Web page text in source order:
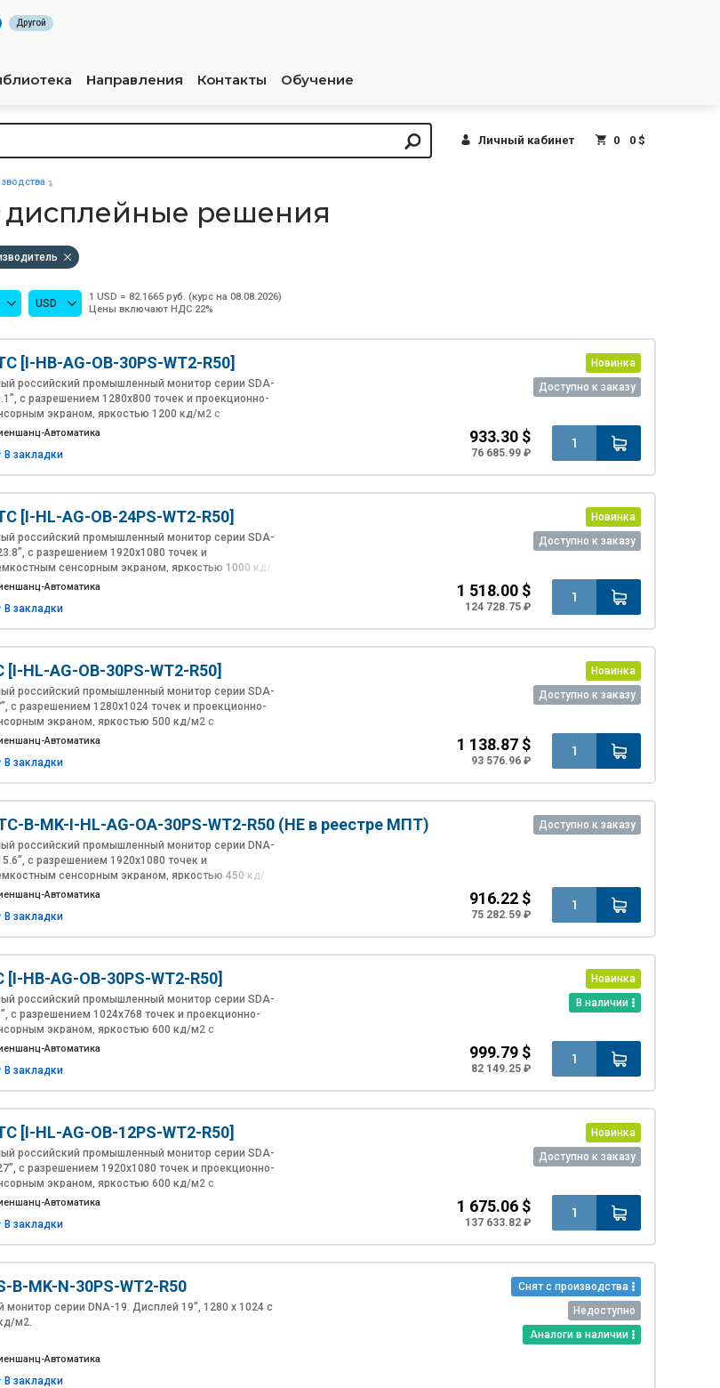
Другой
Направления Контакты Обучение
Личный кабинет 0 0 $
дисплейные решения
USD
1 USD = 82.1665 руб. (курс на 08.08.2026)
Цены включают НДС 22%
Новинка
Доступно к заказу
[I-HB-AG-OB-30PS-WT2-R50]
российский промышленный монитор серии SDA-
с разрешением 1280х800 точек и проекционно-
экраном, яркостью 1200 кд/м2 c
покрытиями и оптической склейкой(Optical
Автоматика
В закладки
933.30 $
76 685.99 ₽
Новинка
Доступно к заказу
[I-HL-AG-OB-24PS-WT2-R50]
российский промышленный монитор серии SDA-
с разрешением 1920х1080 точек и
сенсорным экраном, яркостью 1000 кд/
антиУФ покрытиями и оптической
Автоматика
В закладки
1 518.00 $
124 728.75 ₽
Новинка
Доступно к заказу
[I-HL-AG-OB-30PS-WT2-R50]
российский промышленный монитор серии SDA-
с разрешением 1280х1024 точек и проекционно-
экраном, яркостью 500 кд/м2 c
покрытиями и оптической склейкой(Optical
питания 12~30В DC в комплекте с
AC. Температура эксплуатации: -20 ~ 60°C.
DVI-D, HDMI.
Ниеншанц-Автоматика.
Автоматика
В закладки
1 138.87 $
93 576.96 ₽
Доступно к заказу
B-MK-I-HL-AG-OA-30PS-WT2-R50 (НЕ в реестре МПТ)
российский промышленный монитор серии DNA-
с разрешением 1920х1080 точек и
сенсорным экраном, яркостью 450 кд/
покрытием. Модель оснащена поддержкой
панель из алюминия толщиной 10мм.
питания 12~30В DC в комплекте с
AC. Температура эксплуатации: -20 ~ 60°C.
Ниеншанц-Автоматика.
Автоматика
В закладки
916.22 $
75 282.59 ₽
Новинка
В наличии
[I-HB-AG-OB-30PS-WT2-R50]
российский промышленный монитор серии SDA-
с разрешением 1024х768 точек и проекционно-
экраном, яркостью 600 кд/м2 c
покрытиями и оптической склейкой(Optical
Автоматика
В закладки
999.79 $
82 149.25 ₽
Новинка
Доступно к заказу
[I-HL-AG-OB-12PS-WT2-R50]
российский промышленный монитор серии SDA-
с разрешением 1920х1080 точек и проекционно-
экраном, яркостью 600 кд/м2 c
покрытиями и оптической склейкой(Optical
Автоматика
В закладки
1 675.06 $
137 633.82 ₽
Снят с производства
Недоступно
Аналоги в наличии
B-MK-N-30PS-WT2-R50
серии DNA-19. Дисплей 19", 1280 х 1024 с
м2.
Автоматика
В закладки